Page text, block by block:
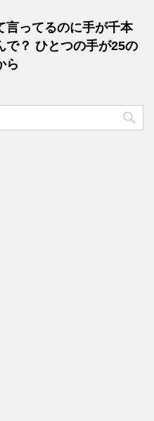
言ってるのに手が千本
で？ ひとつの手が25の
ら